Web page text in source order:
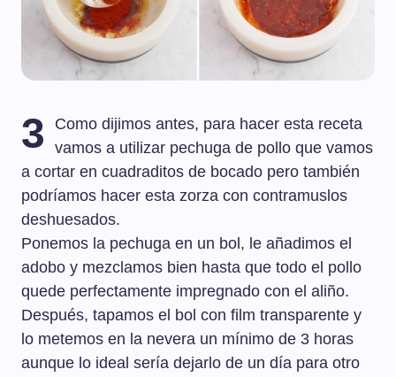
3
Como dijimos antes, para hacer esta receta
vamos a utilizar pechuga de pollo que vamos
a cortar en cuadraditos de bocado pero también
podríamos hacer esta zorza con contramuslos
deshuesados.
Ponemos la pechuga en un bol, le añadimos el
adobo y mezclamos bien hasta que todo el pollo
quede perfectamente impregnado con el aliño.
Después, tapamos el bol con film transparente y
lo metemos en la nevera un mínimo de 3 horas
aunque lo ideal sería dejarlo de un día para otro